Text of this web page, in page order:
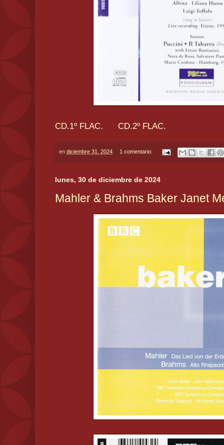
CD.1º FLAC. CD.2º FLAC.
en diciembre 31, 2024 1 comentario:
lunes, 30 de diciembre de 2024
Mahler & Brahms Baker Janet